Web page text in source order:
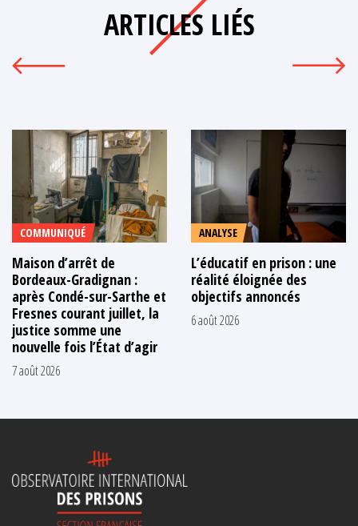
ARTICLES LIÉS
COMMUNIQUÉ
Maison d’arrêt de
Bordeaux-Gradignan :
après Condé-sur-Sarthe et
Fresnes courant juillet, la
justice somme une
nouvelle fois l’État d’agir
7 août 2026
ANALYSE
L’éducatif en prison : une
réalité éloignée des
objectifs annoncés
6 août 2026